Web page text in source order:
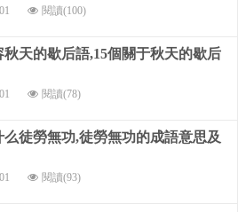
閱讀(100)
秋天的歇后語,15個關于秋天的歇后
閱讀(78)
么徒勞無功,徒勞無功的成語意思及
閱讀(93)